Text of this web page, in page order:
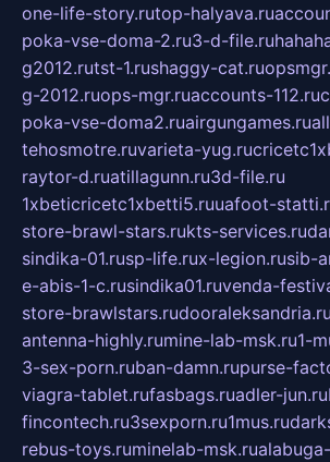
one-life-story.rutop-halyava.ru
poka-vse-doma-2.ru3-d-file.ru
g2012.rutst-1.rushaggy-cat.ru
g-2012.ruops-mgr.ruaccounts-112.ru
poka-vse-doma2.ruairgungames.ru
tehosmotre.ruvarieta-yug.ru
raytor-d.ruatillagunn.ru3d-file.ru
1xbeticricetc1xbetti5.ruuafoot-
store-brawl-stars.rukts-services.ru
sindika-01.rusp-life.rux-legion.rusib-
e-abis-1-c.rusindika01.ruvenda-
store-brawlstars.rudooraleksandria.ru
antenna-highly.rumine-lab-msk.ru1-
3-sex-porn.ruban-damn.rupurse-
viagra-tablet.rufasbags.ruadler-jun.ru
fincontech.ru3sexporn.ru1mus.ru
rebus-toys.ruminelab-msk.ru